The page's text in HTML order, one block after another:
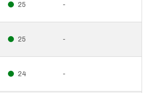
25 -
25 -
24 -